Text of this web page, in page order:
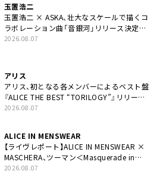
玉置浩二
玉置浩二 × ASKA、壮大なスケールで描くコ
ラボレーション曲「音銀河」リリース決定。
カップリングには新曲「命の宿り」収録も
2026.08.07
アリス
アリス、初となる各メンバーによるベスト盤
『ALICE THE BEST “TORILOGY”』リリース
決定
2026.08.07
ALICE IN MENSWEAR
【ライヴレポート】ALICE IN MENSWEAR ×
MASCHERA、ツーマン＜Masquerade in
Wonderland＞に一夜限り豪華共演と14年
2026.08.07